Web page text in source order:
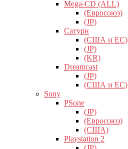
Mega-CD (ALL)
(Евросоюз)
(JP)
Сатурн
(США и ЕС)
(JP)
(KR)
Dreamcast
(JP)
(США и ЕС)
Sony
PSone
(JP)
(Евросоюз)
(США)
Playstation 2